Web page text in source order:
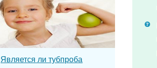
Является ли тубпроба